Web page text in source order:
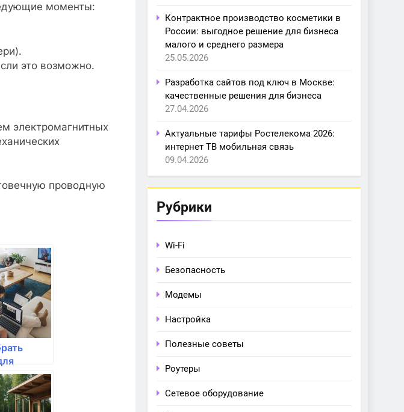
моменты:
это возможно.
электромагнитных
проводную
в
сети?
Контрактное производство косметики в
России: выгодное решение для бизнеса
малого и среднего размера
25.05.2026
Разработка сайтов под ключ в Москве:
качественные решения для бизнеса
27.04.2026
Актуальные тарифы Ростелекома 2026:
интернет ТВ мобильная связь
09.04.2026
Рубрики
Wi-Fi
Безопасность
Модемы
Настройка
Полезные советы
Роутеры
Сетевое оборудование